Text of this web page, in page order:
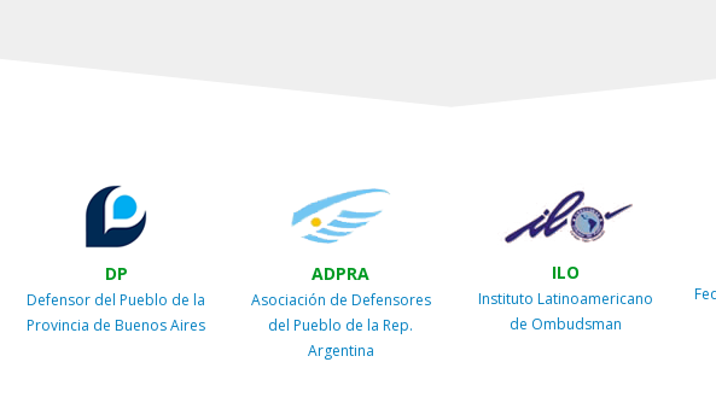
DP
Defensor del Pueblo de la
Provincia de Buenos Aires
ADPRA
Asociación de Defensores
del Pueblo de la Rep.
Argentina
ILO
Instituto Latinoamericano
de Ombudsman